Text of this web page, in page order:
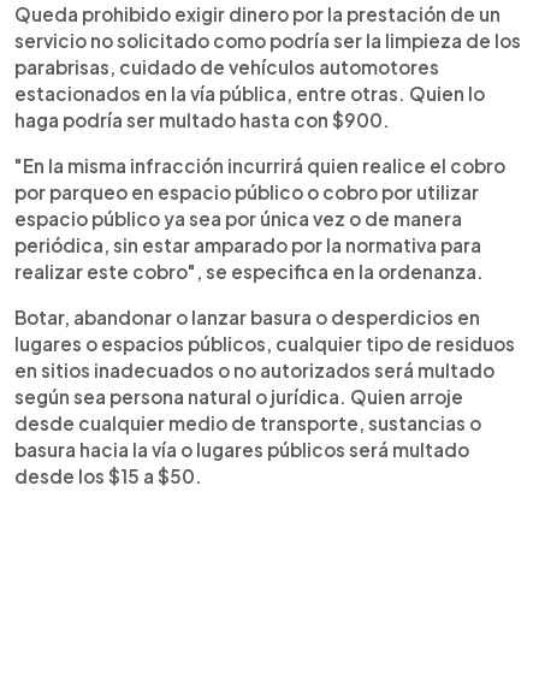
Queda prohibido exigir dinero por la prestación de un
servicio no solicitado como podría ser la limpieza de los
parabrisas, cuidado de vehículos automotores
estacionados en la vía pública, entre otras. Quien lo
haga podría ser multado hasta con $900.
"En la misma infracción incurrirá quien realice el cobro
por parqueo en espacio público o cobro por utilizar
espacio público ya sea por única vez o de manera
periódica, sin estar amparado por la normativa para
realizar este cobro", se especifica en la ordenanza.
Botar, abandonar o lanzar basura o desperdicios en
lugares o espacios públicos, cualquier tipo de residuos
en sitios inadecuados o no autorizados será multado
según sea persona natural o jurídica. Quien arroje
desde cualquier medio de transporte, sustancias o
basura hacia la vía o lugares públicos será multado
desde los $15 a $50.